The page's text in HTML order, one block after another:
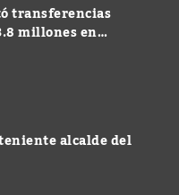
transferencias
millones en
durante
alcalde del